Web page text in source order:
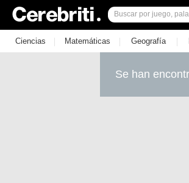
Ciencias | Matemáticas | Geografía |
Se han